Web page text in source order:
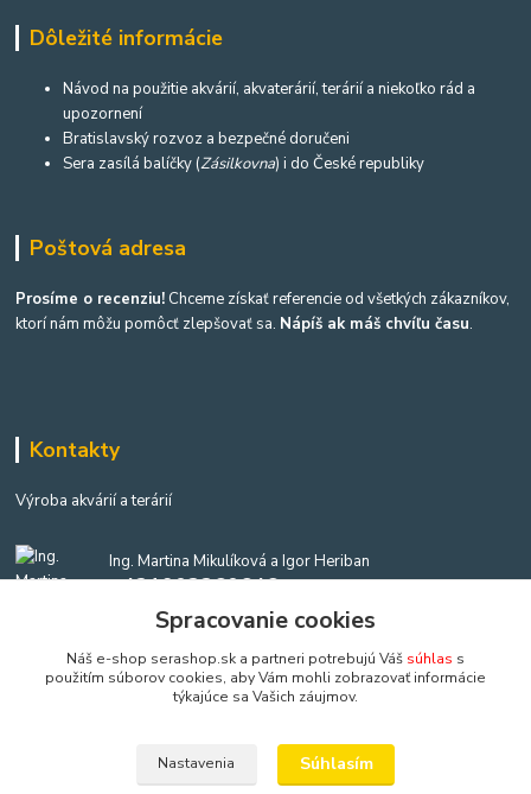
Dôležité informácie
Návod na použitie akvárií, akvaterárií, terárií a niekoľko rád a
upozornení
Bratislavský rozvoz a bezpečné doručeni
Sera zasílá balíčky (Zásilkovna) i do České republiky
Poštová adresa
Prosíme o recenziu! Chceme získať referencie od všetkých zákazníkov,
ktorí nám môžu pomôcť zlepšovať sa. Nápíš ak máš chvíľu času.
Kontakty
Výroba akvárií a terárií
Ing. Martina Mikulíková a Igor Heriban
+421903360646
(Po-Pia, 8-16 hod.)
akvaria@akvaria.sk
Spracovanie cookies
Náš e-shop serashop.sk a partneri potrebujú Váš súhlas s
použitím súborov cookies, aby Vám mohli zobrazovať informácie
týkajúce sa Vašich záujmov.
Nastavenia Súhlasím